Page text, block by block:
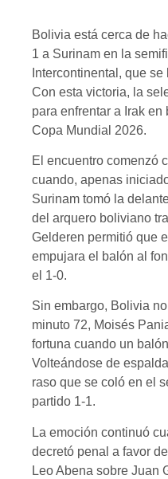
Bolivia está cerca de
1 a Surinam en la
Intercontinental, que
Con esta victoria, la
para enfrentar a Irak
Copa Mundial 2026.
El encuentro comenzó
cuando, apenas
Surinam tomó la
del arquero boliviano
Gelderen permitió que
empujara el balón al
el 1-0.
Sin embargo, Bolivia
minuto 72, Moisés
fortuna cuando un
Volteándose de
raso que se coló en el
partido 1-1.
La emoción continuó
decretó penal a favor
Leo Abena sobre Juan